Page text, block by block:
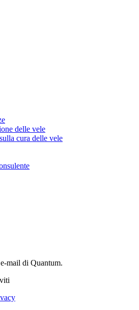
delle vele
cura delle vele
mail di Quantum.